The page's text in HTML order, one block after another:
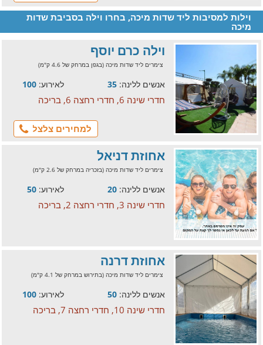
וילות למסיבות ליד שדות מיכה, בחרו וילה בסביבת שדות
מיכה
וילה כרם יוסף
צימרים ליד שדות מיכה (בגפן במרחק של 4.6 ק"מ)
אנשים ללינה: 35 לאירוע: 100
חדרי שינה 6, חדרי רחצה 6, בריכה
למחירים צלצל
אחוזת דניאל
צימרים ליד שדות מיכה (בזכריה במרחק של 2.6 ק"מ)
אנשים ללינה: 20 לאירוע: 50
חדרי שינה 3, חדרי רחצה 2, בריכה
אחוזת דרנה
צימרים ליד שדות מיכה (בתירוש במרחק של 4.1 ק"מ)
אנשים ללינה: 50 לאירוע: 100
חדרי שינה 10, חדרי רחצה 7, בריכה